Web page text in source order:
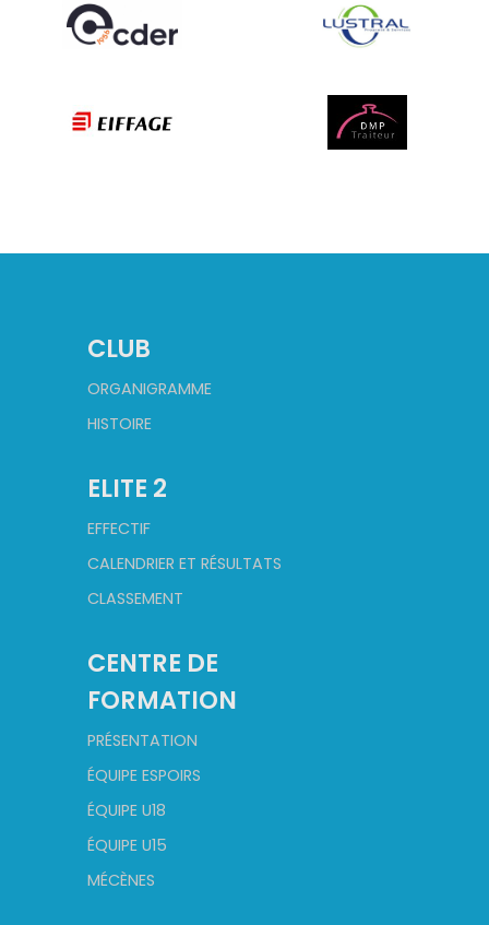
CLUB
ORGANIGRAMME
HISTOIRE
ELITE 2
EFFECTIF
CALENDRIER ET RÉSULTATS
CLASSEMENT
CENTRE DE
FORMATION
PRÉSENTATION
ÉQUIPE ESPOIRS
ÉQUIPE U18
ÉQUIPE U15
MÉCÈNES